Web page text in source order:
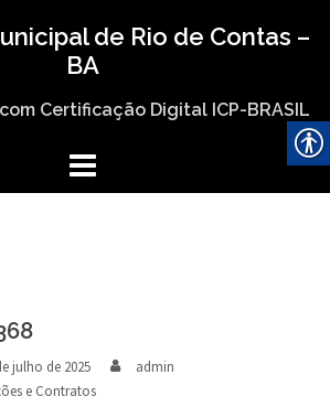
de Rio de Contas –
BA
Certificação Digital ICP-BRASIL
julho de 2025
admin
e Contratos